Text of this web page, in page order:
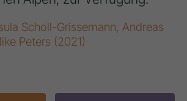
Scholl-Grissemann, Andreas
Peters (2021)